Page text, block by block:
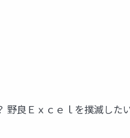
良Ｅｘｃｅｌを撲滅した